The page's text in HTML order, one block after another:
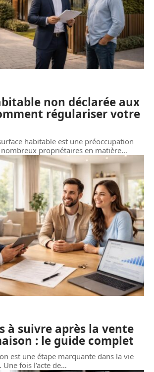
non déclarée aux
régulariser votre
habitable est une préoccupation
propriétaires en matière…
à suivre après la vente
: le guide complet
est une étape marquante dans la vie
fois l’acte de…